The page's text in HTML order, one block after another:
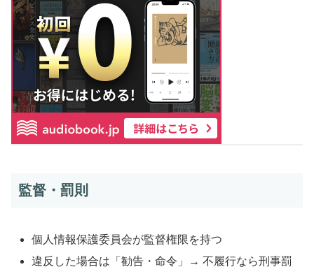
監督・罰則
個人情報保護委員会が監督権限を持つ
違反した場合は「勧告・命令」→ 不履行なら刑事罰